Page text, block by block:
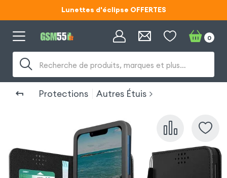
Lunettes d'éclipse OFFERTES
Code ECLIPSE55
Code ECLIPSE55
Recherche de produits, marques et plus…
0
Protections Autres Étuis